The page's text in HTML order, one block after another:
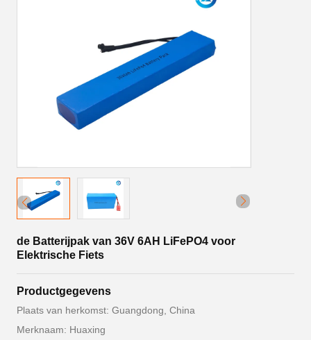
de Batterijpak van 36V 6AH LiFePO4 voor
Elektrische Fiets
Productgegevens
Plaats van herkomst: Guangdong, China
Merknaam: Huaxing